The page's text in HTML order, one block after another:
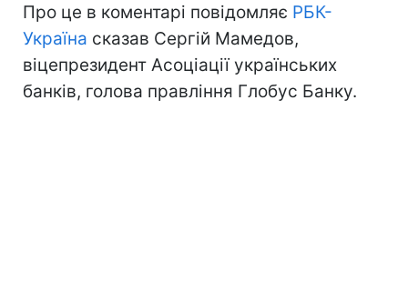
Про це в коментарі повідомляє РБК-
Україна сказав Сергій Мамедов,
віцепрезидент Асоціації українських
банків, голова правління Глобус Банку.